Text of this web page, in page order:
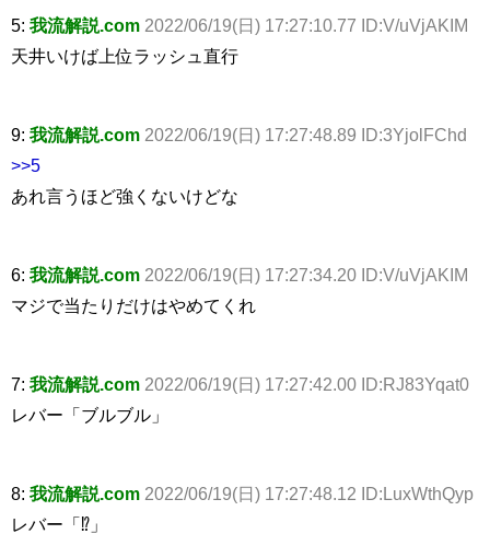
5: 我流解説.com 2022/06/19(日) 17:27:10.77 ID:V/uVjAKIM
天井いけば上位ラッシュ直行
9: 我流解説.com 2022/06/19(日) 17:27:48.89 ID:3YjolFChd
>>5
あれ言うほど強くないけどな
6: 我流解説.com 2022/06/19(日) 17:27:34.20 ID:V/uVjAKIM
マジで当たりだけはやめてくれ
7: 我流解説.com 2022/06/19(日) 17:27:42.00 ID:RJ83Yqat0
レバー「ブルブル」
8: 我流解説.com 2022/06/19(日) 17:27:48.12 ID:LuxWthQyp
レバー「⁉︎」